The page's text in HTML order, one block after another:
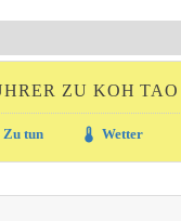
ZU KOH TAO
Zu tun thermostat Wetter